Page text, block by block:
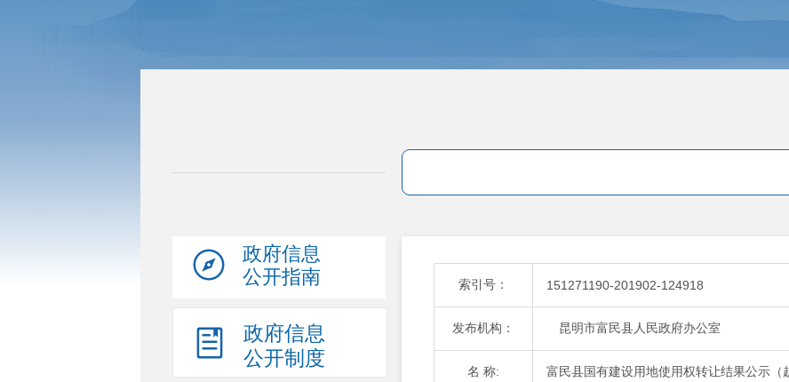
政府信息
公开指南
政府信息
公开制度
索引号： 151271190-201902-124918
发布机构： 昆明市富民县人民政府办公室
名 称: 富民县国有建设用地使用权转让结果公示（